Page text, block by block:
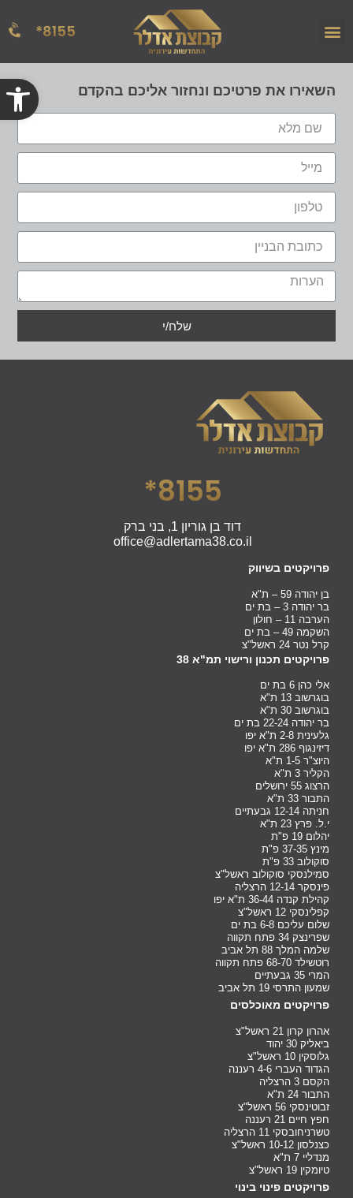
8155*
השאירו את פרטיכם ונחזור אליכם בהקדם
שלח/י
8155*
דוד בן גוריון 1, בני ברק
office@adlertama38.co.il
פרויקטים בשיווק
בן יהודה 59 – ת"א
בר יהודה 3 – בת ים
הערבה 11 – חולון
השקמה 49 – בת ים
קרל נטר 24 ראשל"צ
פרויקטים תכנון ורישוי תמ"א 38
אלי כהן 6 בת ים
בוגרשוב 13 ת"א
בוגרשוב 30 ת"א
בר יהודה 22-24 בת ים
גלעינית 2-8 ת"א יפו
דיזינגוף 286 ת"א יפו
היוצ"ר 1-5 ת"א
הקליר 3 ת"א
הרצוג 55 ירושלים
התבור 33 ת"א
חניתה 12-14 גבעתיים
י.ל. פרץ 23 ת"א
יהלום 19 פ"ת
מינץ 37-35 פ"ת
סוקולוב 33 פ"ת
סמילנסקי סוקולוב ראשל"צ
פינסקר 12-14 הרצליה
קהילת קנדה 36-44 ת"א יפו
קפלינסקי 12 ראשל"צ
שלום עליכם 6-8 בת ים
שפרינצק 34 פתח תקווה
שלמה המלך 88 תל אביב
רוטשילד 68-70 פתח תקווה
המרי 35 גבעתיים
שמעון התרסי 19 תל אביב
פרויקטים מאוכלסים
אהרון קרון 21 ראשל"צ
ביאליק 30 יהוד
גלוסקין 10 ראשל"צ
הגדוד העברי 4-6 רעננה
הקסם 3 הרצליה
התבור 24 ת"א
זבוטינסקי 56 ראשל"צ
חפץ חיים 21 רעננה
טשרניחובסקי 11 הרצליה
כצנלסון 10-12 ראשל"צ
מנדליי 7 ת"א
טיומקין 19 ראשל"צ
פרויקטים פינוי בינוי